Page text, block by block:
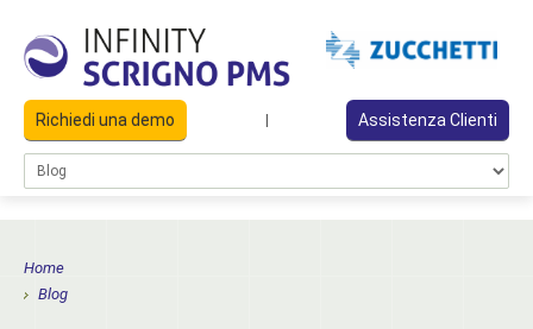
Richiedi una demo | Assistenza Clienti
Home
Blog